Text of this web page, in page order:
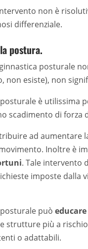
non è
differenziale.
postura.
posturale
non esiste), non
è utilissima
scadimento di forza
ad aumentare
Inoltre è
. Tale intervento
imposte dalla
può educare
strutture più a
o adattabili.